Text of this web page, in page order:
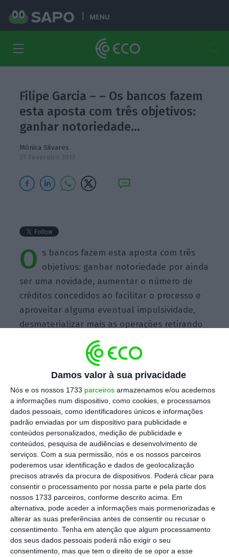
Damos valor à sua privacidade
Nós e os nossos 1733 parceiros armazenamos e/ou acedemos
a informações num dispositivo, como cookies, e processamos
dados pessoais, como identificadores únicos e informações
padrão enviadas por um dispositivo para publicidade e
conteúdos personalizados, medição de publicidade e
conteúdos, pesquisa de audiências e desenvolvimento de
serviços. Com a sua permissão, nós e os nossos parceiros
poderemos usar identificação e dados de geolocalização
precisos através da procura de dispositivos. Poderá clicar para
consentir o processamento por nossa parte e pela parte dos
nossos 1733 parceiros, conforme descrito acima. Em
alternativa, pode aceder a informações mais pormenorizadas e
alterar as suas preferências antes de consentir ou recusar o
consentimento. Tenha em atenção que algum processamento
dos seus dados pessoais poderá não exigir o seu
consentimento, mas que tem o direito de se opor a esse
MENU
Filipe Garcia – – Os bancos fazem
esta aposta com três objetivos:
ganhar notoriedade…
Mónica Silvares
27 Fevereiro 2017
O s bancos fazem esta aposta com três
objetivos: ganhar notoriedade por ainda
ser uma novidade, aumentar o número de
créditos concedidos ao facilitar o processo e
aproveitar alguma eventual impulsividade,
desmaterializar mais as operações retirando
alguma componente documental e de
envolvimento de pessoas/quadros no
https://eco.sapo.pt/quote/filipe-garcia-os-bancos-fazem-esta-aposta-com-tres-objetivos-ganhar-notoriedade-13/ Copiar
Assine o ECO Premium
No momento em que a informação é
mais importante do que nunca, apoie
o jornalismo independente e rigoroso.